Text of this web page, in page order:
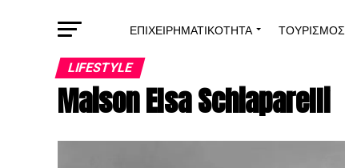
ΕΠΙΧΕΙΡΗΜΑΤΙΚΌΤΗΤΑ ΤΟΥΡΙΣΜΌΣ
LIFESTYLE
Maison Elsa Schiaparelli